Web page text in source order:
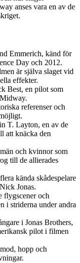
anses vara en av de
Emmerich, känd för
Day och 2012.
är själva slaget vid
effekter.
Best, en pilot som
referenser och
T. Layton, en av de
att knäcka den
och kvinnor som
till de allierades
kända skådespelare
Jonas.
flygscener och
i striderna under andra
i Jonas Brothers,
pilot i filmen
hopp och